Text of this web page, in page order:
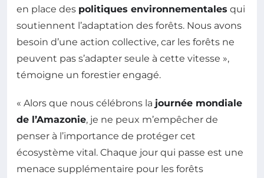
en place des politiques environnementales qui
soutiennent l’adaptation des forêts. Nous avons
besoin d’une action collective, car les forêts ne
peuvent pas s’adapter seule à cette vitesse »,
témoigne un forestier engagé.
« Alors que nous célébrons la journée mondiale
de l’Amazonie, je ne peux m’empêcher de
penser à l’importance de protéger cet
écosystème vital. Chaque jour qui passe est une
menace supplémentaire pour les forêts